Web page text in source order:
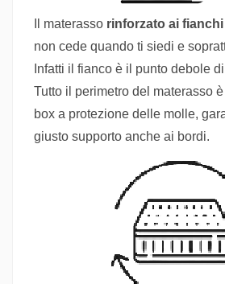
Il materasso rinforzato ai fianchi
non cede quando ti siedi e
Infatti il fianco è il punto debole
Tutto il perimetro del materasso
box a protezione delle molle,
giusto supporto anche ai bordi.